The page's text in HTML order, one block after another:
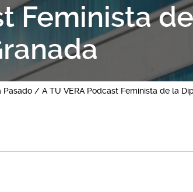
Feminista de
Pasado A TU VERA Podcast Feminista de la